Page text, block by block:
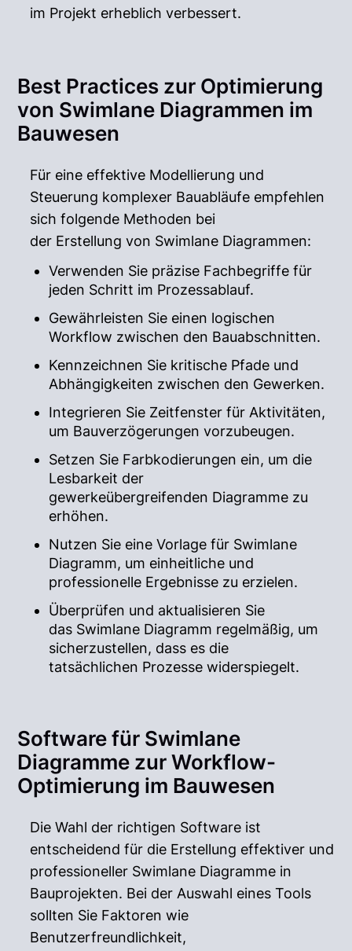
im Projekt erheblich verbessert.
Best Practices zur Optimierung
von Swimlane Diagrammen im
Bauwesen
Für eine effektive Modellierung und
Steuerung komplexer Bauabläufe empfehlen
sich folgende Methoden bei
der Erstellung von Swimlane Diagrammen:
Verwenden Sie präzise Fachbegriffe für
jeden Schritt im Prozessablauf.
Gewährleisten Sie einen logischen
Workflow zwischen den Bauabschnitten.
Kennzeichnen Sie kritische Pfade und
Abhängigkeiten zwischen den Gewerken.
Integrieren Sie Zeitfenster für Aktivitäten,
um Bauverzögerungen vorzubeugen.
Setzen Sie Farbkodierungen ein, um die
Lesbarkeit der
gewerkeübergreifenden Diagramme zu
erhöhen.
Nutzen Sie eine Vorlage für Swimlane
Diagramm, um einheitliche und
professionelle Ergebnisse zu erzielen.
Überprüfen und aktualisieren Sie
das Swimlane Diagramm regelmäßig, um
sicherzustellen, dass es die
tatsächlichen Prozesse widerspiegelt.
Software für Swimlane
Diagramme zur Workflow-
Optimierung im Bauwesen
Die Wahl der richtigen Software ist
entscheidend für die Erstellung effektiver und
professioneller Swimlane Diagramme in
Bauprojekten. Bei der Auswahl eines Tools
sollten Sie Faktoren wie
Benutzerfreundlichkeit,